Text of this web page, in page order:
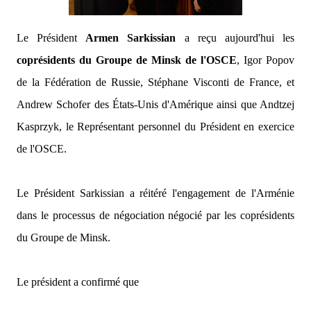
Le Président Armen Sarkissian a reçu aujourd'hui les
coprésidents du Groupe de Minsk de l'OSCE, Igor Popov
de la Fédération de Russie, Stéphane Visconti de France, et
Andrew Schofer des États-Unis d'Amérique ainsi que Andtzej
Kasprzyk, le Représentant personnel du Président en exercice
de l'OSCE.
Le Président Sarkissian a réitéré l'engagement de l'Arménie
dans le processus de négociation négocié par les coprésidents
du Groupe de Minsk.
Le président a confirmé que